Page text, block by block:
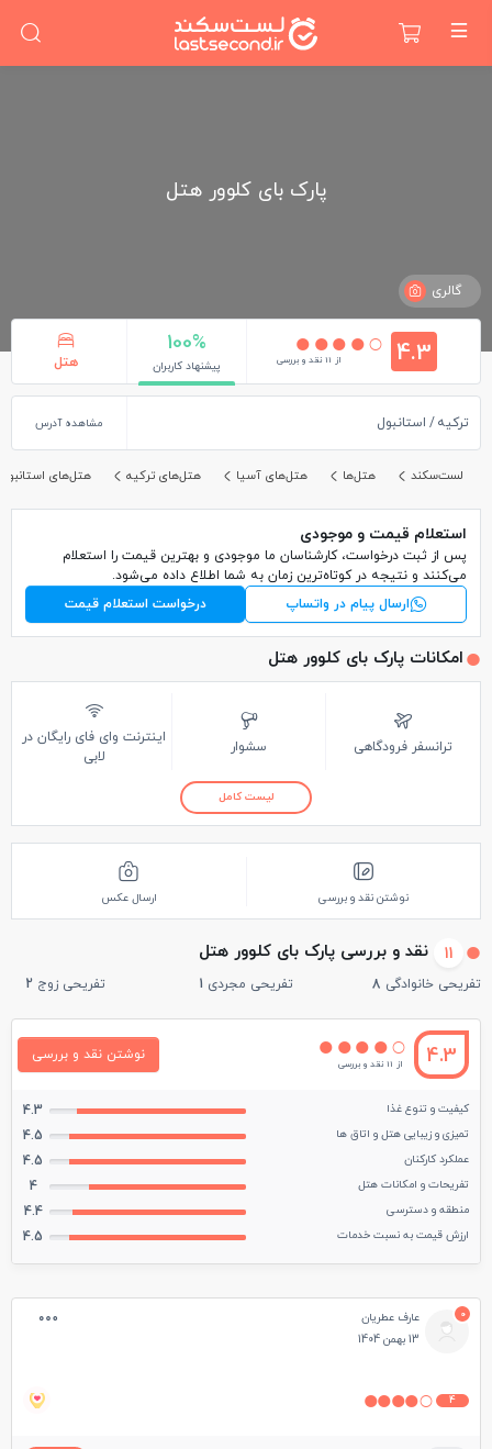
پارک بای کلوور هتل
گالری
4.3 از 11 نقد و بررسی
100%
پیشنهاد کاربران هتل
ترکیه استانبول مشاهده آدرس
لست‌سکند هتل‌ها هتل‌های آسیا هتل‌های ترکیه هتل‌های استانبول
استعلام قیمت و موجودی
پس از ثبت درخواست، کارشناسان ما موجودی و بهترین قیمت را استعلام
می‌کنند و نتیجه در کوتاه‌ترین زمان به شما اطلاع داده می‌شود.
ارسال پیام در واتساپ
درخواست استعلام قیمت
امکانات پارک بای کلوور هتل
ترانسفر فرودگاهی سشوار
اینترنت وای فای رایگان در
لابی
لیست کامل
نوشتن نقد و بررسی ارسال عکس
11 نقد و بررسی پارک بای کلوور هتل
تفریحی خانوادگی 8 تفریحی مجردی 1 تفریحی زوج 2
4.3 از 11 نقد و بررسی
نوشتن نقد و بررسی
کیفیت و تنوع غذا 4.3
تمیزی و زیبایی هتل و اتاق ها 4.5
عملکرد کارکنان 4.5
تفریحات و امکانات هتل 4
منطقه و دسترسی 4.4
ارزش قیمت به نسبت خدمات 4.5
0
عارف عطریان
13 بهمن 1404
4